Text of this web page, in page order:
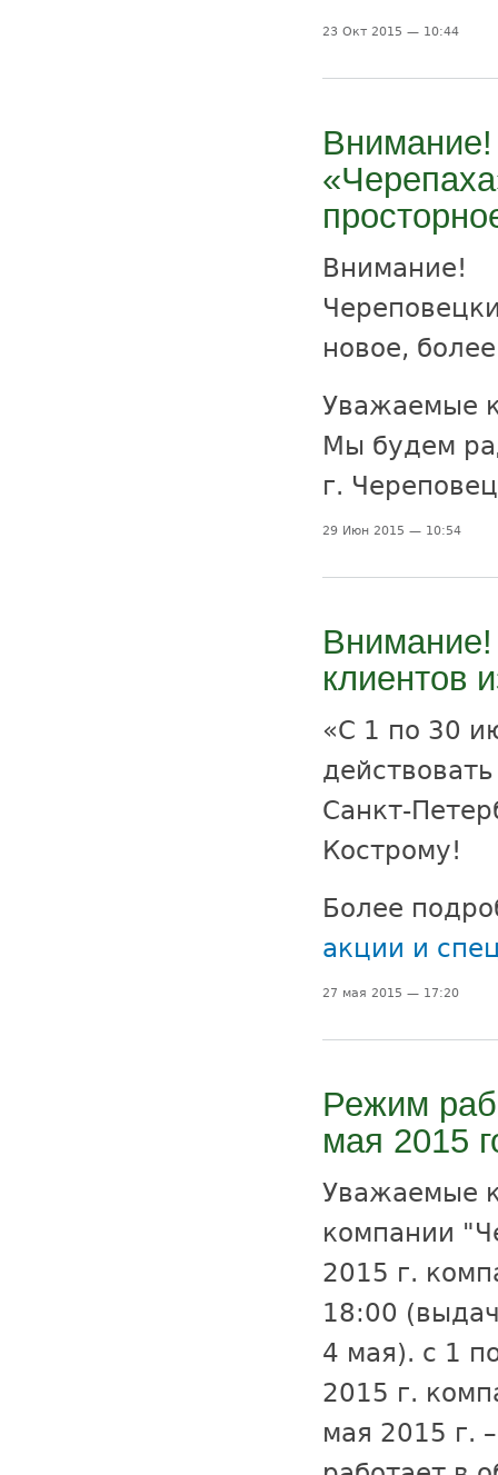
23 Окт 2015 — 10:44
Внимание!
новое,
Уважаемые
Мы будем
г.
29 Июн 2015 — 10:54
клиентов
«С 1 по 30
Санкт-
Кострому!
Более
акции и
27 мая 2015 — 17:20
Режим
мая 2015
Уважаемые
компании
2015 г.
18:00
4 мая). с 1
2015 г.
мая 2015 г.